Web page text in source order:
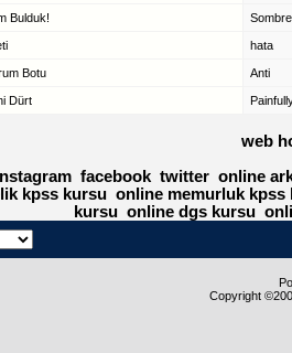
Bulduk! Sombre
hata
Botu Anti
Dürt
web
facebook twitter online
kpss kursu online memurluk kpss
kursu online dgs kursu
Copyright